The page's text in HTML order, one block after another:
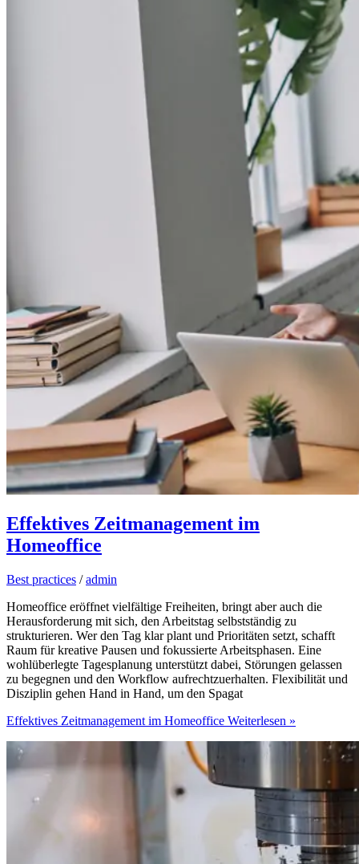
Effektives Zeitmanagement im
Homeoffice
Best practices /admin
Homeoffice eröffnet vielfältige Freiheiten, bringt aber auch die
Herausforderung mit sich, den Arbeitstag selbstständig zu
strukturieren. Wer den Tag klar plant und Prioritäten setzt, schafft
Raum für kreative Pausen und fokussierte Arbeitsphasen. Eine
wohlüberlegte Tagesplanung unterstützt dabei, Störungen gelassen
zu begegnen und den Workflow aufrechtzuerhalten. Flexibilität und
Disziplin gehen Hand in Hand, um den Spagat
Effektives Zeitmanagement im Homeoffice Weiterlesen »